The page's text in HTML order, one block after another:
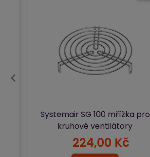
Systemair SG 100 mřížka pro
kruhové ventilátory
224,00 Kč